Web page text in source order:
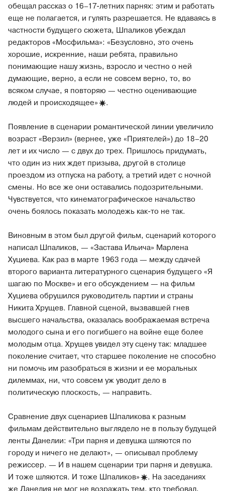
обещал рассказ о 16–17-летних парнях: этим и работать
еще не полагается, и гулять разрешается. Не вдаваясь в
частности будущего сюжета, Шпаликов убеждал
редакторов «Мосфильма»: «Безусловно, это очень
хорошие, искренние, наши ребята, правильно
понимающие нашу жизнь, взросло и честно о ней
думающие, верно, а если не совсем верно, то, во
всяком случае, я повторяю — честно оценивающие
людей и происходящее» .
Появление в сценарии романтической линии увеличило
возраст «Верзил» (вернее, уже «Приятелей») до 18–20
лет и их число — с двух до трех. Пришлось придумать,
что один из них ждет призыва, другой в столице
проездом из отпуска на работу, а третий идет с ночной
смены. Но все же они оставались подозрительными.
Чувствуется, что кинематографическое начальство
очень боялось показать молодежь как-то не так.
Виновным в этом был другой фильм, сценарий которого
написал Шпаликов, — «Застава Ильича» Марлена
Хуциева. Как раз в марте 1963 года — между сдачей
второго варианта литературного сценария будущего «Я
шагаю по Москве» и его обсуждением — на фильм
Хуциева обрушился руководитель партии и страны
Никита Хрущев. Главной сценой, вызвавшей гнев
высшего начальства, оказалась воображаемая встреча
молодого сына и его погибшего на войне еще более
молодым отца. Хрущев увидел эту сцену так: младшее
поколение считает, что старшее поколение не способно
ни помочь им разобраться в жизни и ее моральных
дилеммах, ни, что совсем уж уводит дело в
политическую плоскость, — направить.
Сравнение двух сценариев Шпаликова к разным
фильмам действительно выглядело не в пользу будущей
ленты Данелии: «Три парня и девушка шляются по
городу и ничего не делают», — описывал проблему
режиссер. — И в нашем сценарии три парня и девушка.
И тоже шляются. И тоже Шпаликов»
. На заседаниях